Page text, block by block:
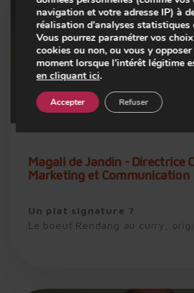
Magali de Jandin - Directrice
Marketing et Communication
Un plat signature ?
Le boeuf Rendang au curry,
Play
-01:12
Play
navigation et votre adresse IP) à
réalisation d’analyses
Vous pourrez paramétrer vos
cookies ou non, ou vous y
moment lorsque l’intérêt légitime
en cliquant ici.
Accepter Refuser